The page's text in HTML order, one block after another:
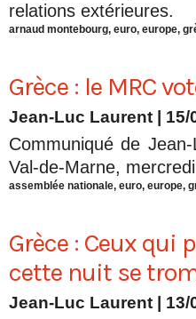
relations extérieures.
arnaud montebourg, euro, europe,
Grèce : le MRC
Jean-Luc Laurent |
Communiqué de
Val-de-Marne,
assemblée nationale, euro, europe,
Grèce : Ceux qui
cette nuit se
Jean-Luc Laurent |